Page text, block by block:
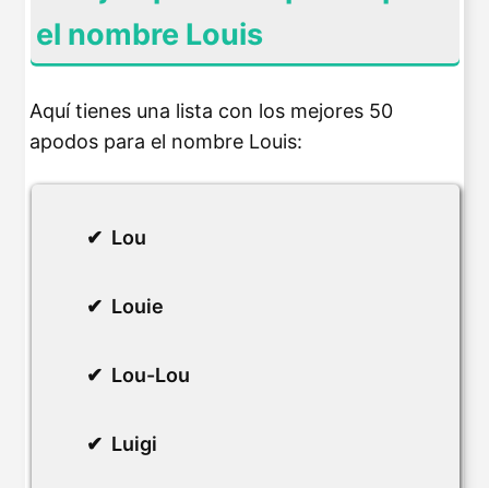
el nombre Louis
Aquí tienes una lista con los mejores 50
apodos para el nombre Louis:
Lou
Louie
Lou-Lou
Luigi